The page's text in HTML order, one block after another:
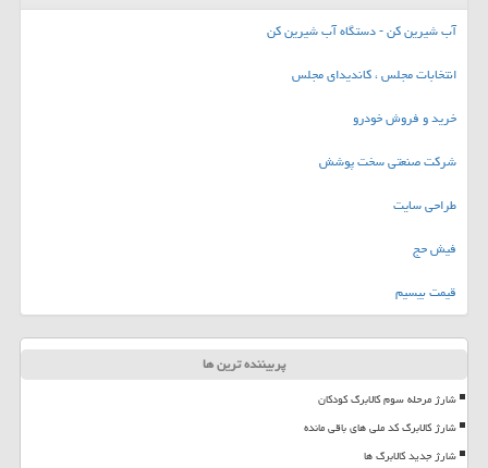
آب شیرین کن - دستگاه آب شیرین کن
انتخابات مجلس ، کاندیدای مجلس
خرید و فروش خودرو
شرکت صنعتی سخت پوشش
طراحی سایت
فیش حج
قیمت بیسیم
پربیننده ترین ها
شارژ مرحله سوم کالابرگ کودکان
شارژ کالابرگ کد ملی های باقی مانده
شارژ جدید کالابرگ ها